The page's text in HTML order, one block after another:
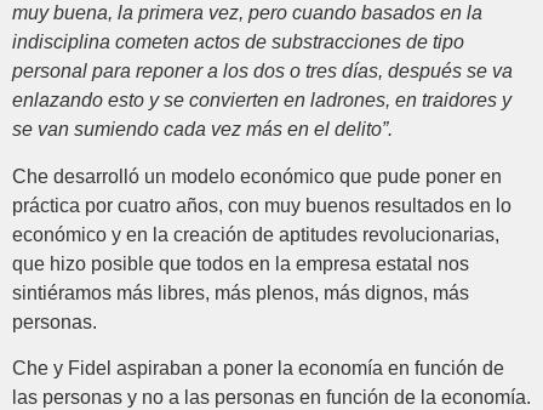
muy buena, la primera vez, pero cuando basados en la
indisciplina cometen actos de substracciones de tipo
personal para reponer a los dos o tres días, después se va
enlazando esto y se convierten en ladrones, en traidores y
se van sumiendo cada vez más en el delito”.
Che desarrolló un modelo económico que pude poner en
práctica por cuatro años, con muy buenos resultados en lo
económico y en la creación de aptitudes revolucionarias,
que hizo posible que todos en la empresa estatal nos
sintiéramos más libres, más plenos, más dignos, más
personas.
Che y Fidel aspiraban a poner la economía en función de
las personas y no a las personas en función de la economía.